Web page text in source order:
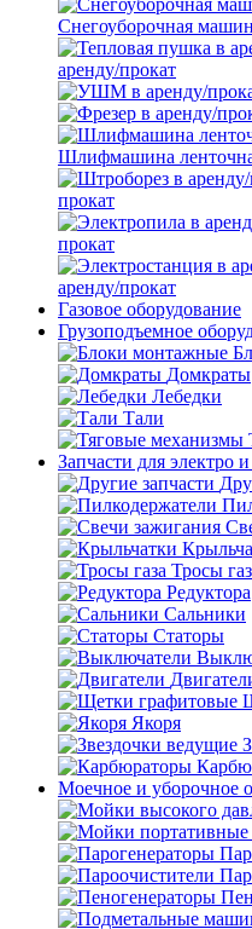
Снегоуборочная
аренду/прокат
Шлифмашина
прокат
прокат
аренду/прокат
Газовое оборудование
Грузоподъемное
Домкраты
Лебедки
Тали
Запчасти для электро
Тросы
Редуктора
Сальники
Статоры
Якоря
Моечное и уборочное